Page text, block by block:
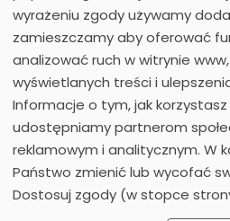
Język niemiecki
Język hiszpański
Język francuski
Język włoski
Język rosyjski
wyrażeniu zgody używamy
zamieszczamy aby oferować
analizować ruch w witrynie
wyświetlanych treści i
Informacje o tym, jak
udostępniamy partnerom
reklamowym i analitycznym. W
Państwo zmienić lub wycofać
Dostosuj zgody (w stopce